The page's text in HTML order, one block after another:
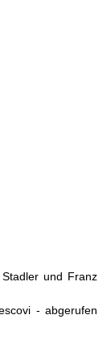
und Franz
- abgerufen